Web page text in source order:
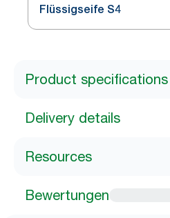
Flüssigseife S4
Product specifications
Delivery details
Resources
Bewertungen